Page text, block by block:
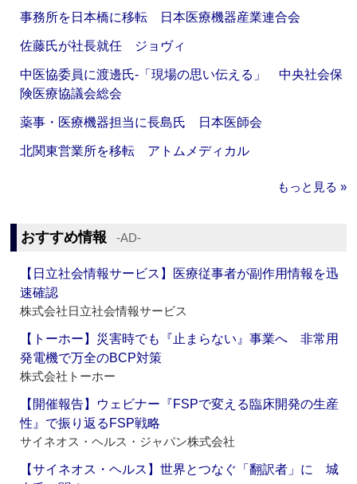
事務所を日本橋に移転 日本医療機器産業連合会
佐藤氏が社長就任 ジョヴィ
中医協委員に渡邊氏‐「現場の思い伝える」 中央社会保
険医療協議会総会
薬事・医療機器担当に長島氏 日本医師会
北関東営業所を移転 アトムメディカル
もっと見る »
おすすめ情報 ‐AD‐
【日立社会情報サービス】医療従事者が副作用情報を迅
速確認
株式会社日立社会情報サービス
【トーホー】災害時でも『止まらない』事業へ 非常用
発電機で万全のBCP対策
株式会社トーホー
【開催報告】ウェビナー『FSPで変える臨床開発の生産
性』で振り返るFSP戦略
サイネオス・ヘルス・ジャパン株式会社
【サイネオス・ヘルス】世界とつなぐ「翻訳者」に 城